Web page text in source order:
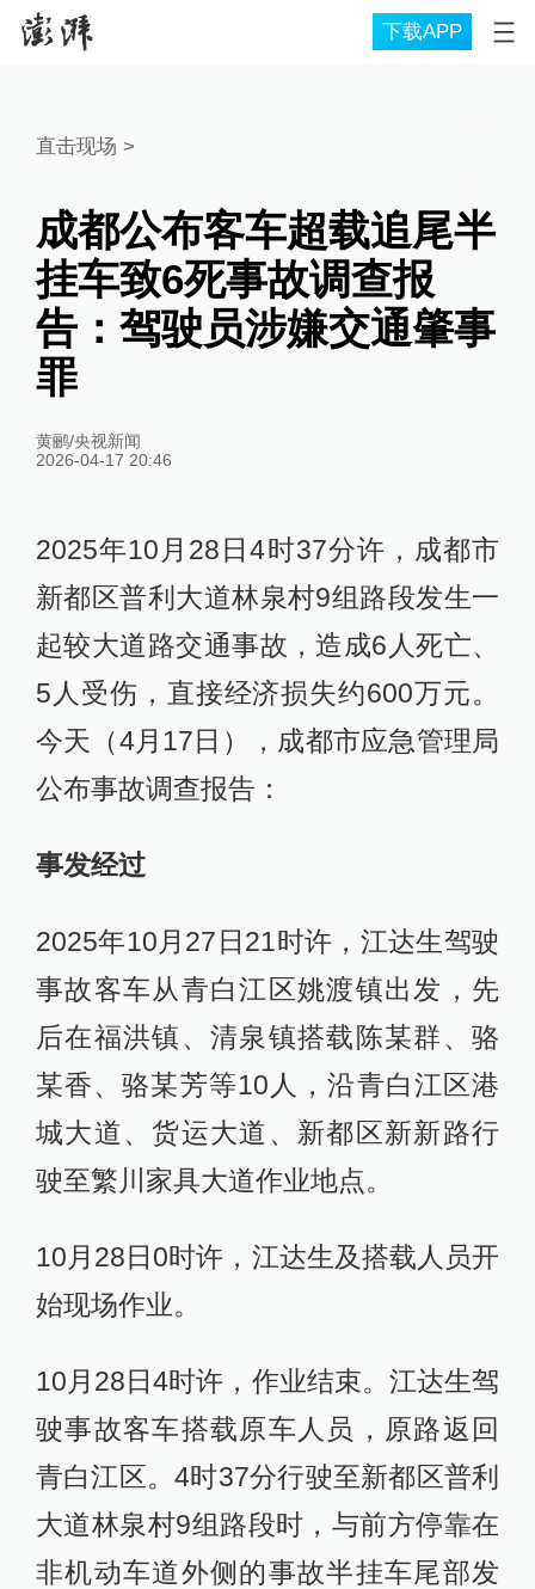
下载APP
直击现场 >
成都公布客车超载追尾半
挂车致6死事故调查报
告：驾驶员涉嫌交通肇事
罪
黄鹂/央视新闻
2026-04-17 20:46
2025年10月28日4时37分许，成都市
新都区普利大道林泉村9组路段发生一
起较大道路交通事故，造成6人死亡、
5人受伤，直接经济损失约600万元。
今天（4月17日），成都市应急管理局
公布事故调查报告：
事发经过
2025年10月27日21时许，江达生驾驶
事故客车从青白江区姚渡镇出发，先
后在福洪镇、清泉镇搭载陈某群、骆
某香、骆某芳等10人，沿青白江区港
城大道、货运大道、新都区新新路行
驶至繁川家具大道作业地点。
10月28日0时许，江达生及搭载人员开
始现场作业。
10月28日4时许，作业结束。江达生驾
驶事故客车搭载原车人员，原路返回
青白江区。4时37分行驶至新都区普利
大道林泉村9组路段时，与前方停靠在
非机动车道外侧的事故半挂车尾部发